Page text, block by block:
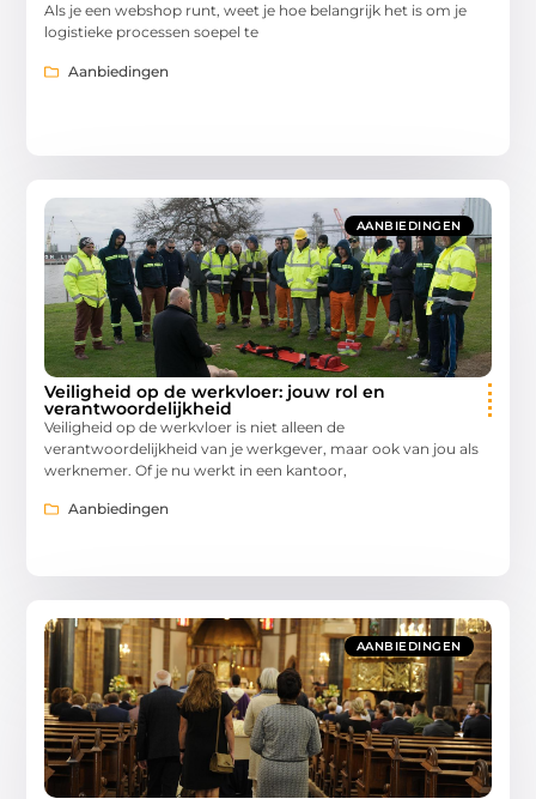
Als je een webshop runt, weet je hoe belangrijk het is om je
logistieke processen soepel te
Aanbiedingen
AANBIEDINGEN
Veiligheid op de werkvloer: jouw rol en
verantwoordelijkheid
Veiligheid op de werkvloer is niet alleen de
verantwoordelijkheid van je werkgever, maar ook van jou als
werknemer. Of je nu werkt in een kantoor,
Aanbiedingen
AANBIEDINGEN